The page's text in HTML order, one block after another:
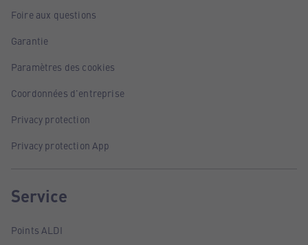
Foire aux questions
Garantie
Paramètres des cookies
Coordonnées d'entreprise
Privacy protection
Privacy protection App
Service
Points ALDI